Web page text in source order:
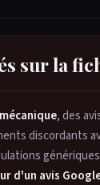
sur la
, des
discordants
d'un avis